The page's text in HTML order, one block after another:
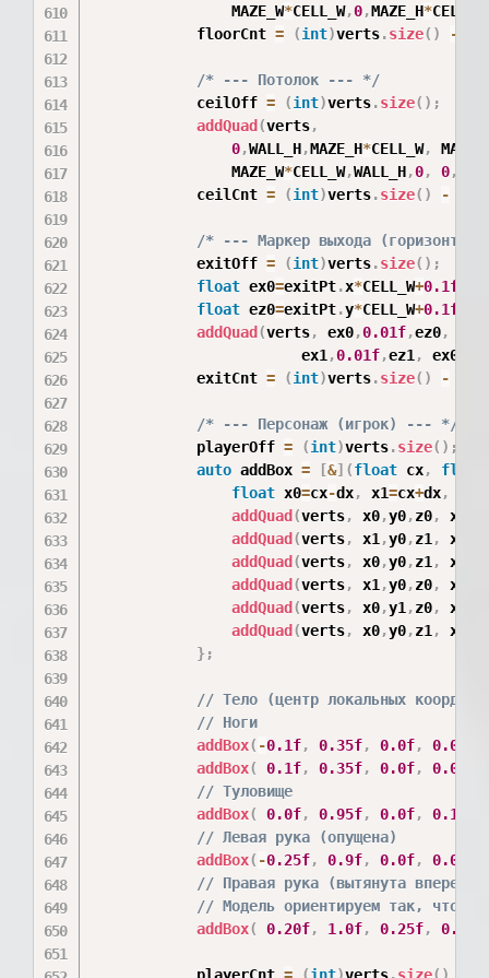
                MAZE_W
*CELL_W,0,MAZE_H*CELL_W
            floorCnt
= (int)verts.size( ) -
/* --- Потолок --- */
            ceilOff
= (int)verts.size( ) ;
addQuad (verts,
0,WALL_H,MAZE_H*CELL_W,
                MAZE_W
*CELL_W,WALL_H,0, 0,
            ceilCnt
= (int)verts.size( ) -
/* --- Маркер выхода
            exitOff
= (int)verts.size( ) ;
float ex0=exitPt.x*CELL_W+0.1f
float ez0=exitPt.y*CELL_W+0.1f
addQuad (verts, ex0,0.01f,ez0,
                        ex1
,0.01f,ez1 , ex0
            exitCnt
= (int)verts.size( ) -
/* --- Персонаж (игрок) --- */
            playerOff
= (int)verts.size( ) ;
auto addBox = [&] (float cx, float
float x0=cx-dx, x1=cx+dx,
addQuad (verts, x0,y0,z0, x1
addQuad (verts, x1 ,y0,z1 , x0
addQuad (verts, x0,y0,z1 , x0
addQuad (verts, x1 ,y0,z0, x1
addQuad (verts, x0,y1 ,z0, x1
addQuad (verts, x0,y0,z1 , x1
} ;
// Тело (центр локальных
// Ноги
addBox( -0.1f, 0.35f, 0.0f, 0.08f
addBox( 0.1f, 0.35f, 0.0f, 0.08f
// Туловище
addBox( 0.0f, 0.95f, 0.0f, 0.15f
// Левая рука (опущена)
addBox( -0.25f, 0.9f, 0.0f, 0.05f
// Правая рука (вытянута вперед с
// Модель ориентируем так, что
addBox( 0.20f, 1.0f, 0.25f, 0.04f